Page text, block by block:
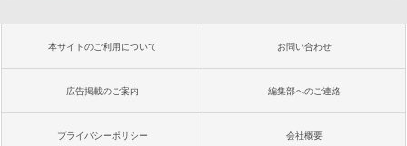
本サイトのご利用について お問い合わせ
広告掲載のご案内 編集部へのご連絡
プライバシーポリシー 会社概要